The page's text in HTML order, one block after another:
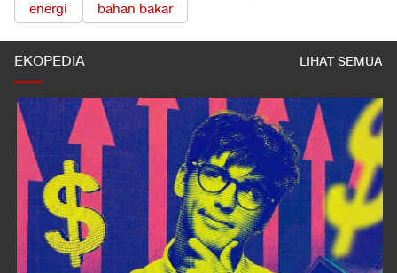
energi
bahan bakar
EKOPEDIA LIHAT SEMUA